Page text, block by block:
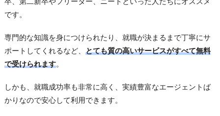
です。
専門的な知識を身につけられたり、就職が決まるまで丁寧にサ
ポートしてくれるなど、 とても質の高いサービスがすべて無料
で受けられます。
しかも、就職成功率も非常に高く、実績豊富なエージェントば
かりなので安心して利用できます。